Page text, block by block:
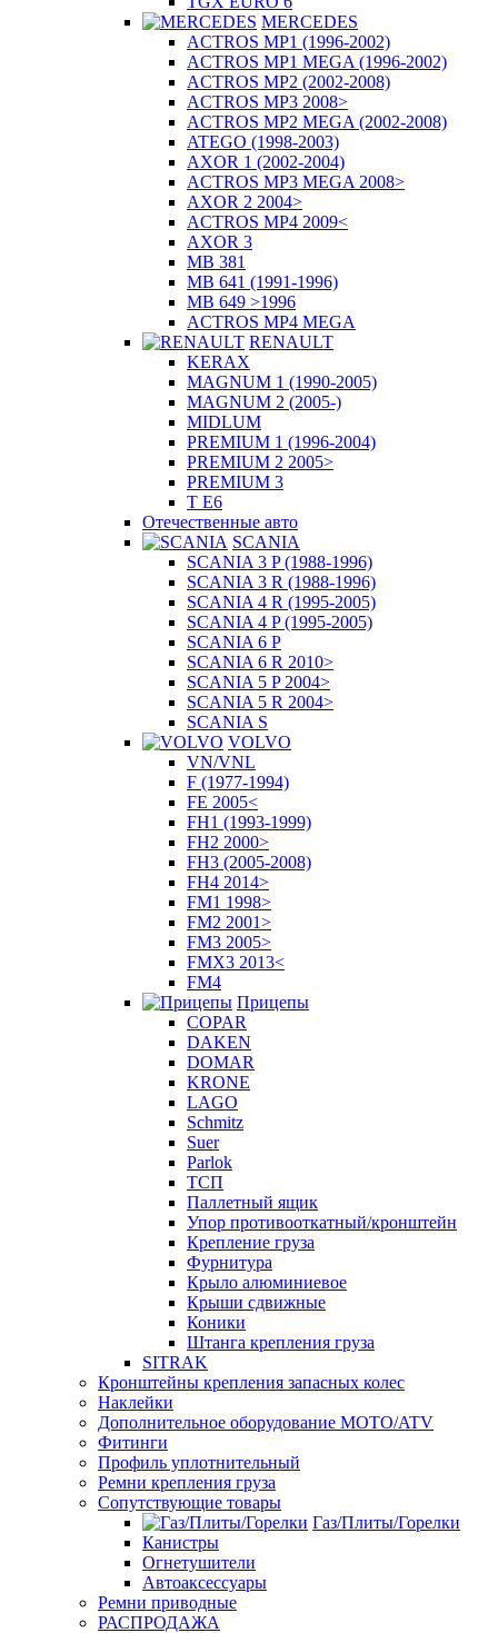
MERCEDES
ACTROS MP1 (1996-2002)
ACTROS MP1 MEGA (1996-2002)
ACTROS MP2 (2002-2008)
ACTROS MP3 2008>
ACTROS MP2 MEGA (2002-2008)
ATEGO (1998-2003)
AXOR 1 (2002-2004)
ACTROS MP3 MEGA 2008>
AXOR 2 2004>
ACTROS MP4 2009<
AXOR 3
MB 381
MB 641 (1991-1996)
MB 649 >1996
ACTROS MP4 MEGA
RENAULT
KERAX
MAGNUM 1 (1990-2005)
MAGNUM 2 (2005-)
MIDLUM
PREMIUM 1 (1996-2004)
PREMIUM 2 2005>
PREMIUM 3
T E6
Отечественные авто
SCANIA
SCANIA 3 P (1988-1996)
SCANIA 3 R (1988-1996)
SCANIA 4 R (1995-2005)
SCANIA 4 P (1995-2005)
SCANIA 6 P
SCANIA 6 R 2010>
SCANIA 5 P 2004>
SCANIA 5 R 2004>
SCANIA S
VOLVO
VN/VNL
F (1977-1994)
FE 2005<
FH1 (1993-1999)
FH2 2000>
FH3 (2005-2008)
FH4 2014>
FM1 1998>
FM2 2001>
FM3 2005>
FMX3 2013<
FM4
Прицепы
COPAR
DAKEN
DOMAR
KRONE
LAGO
Schmitz
Suer
Parlok
ТСП
Паллетный ящик
Упор противооткатный/кронштейн
Крепление груза
Фурнитура
Крыло алюминиевое
Крыши сдвижные
Коники
Штанга крепления груза
SITRAK
Кронштейны крепления запасных колес
Наклейки
Дополнительное оборудование MOTO/ATV
Фитинги
Профиль уплотнительный
Ремни крепления груза
Сопутствующие товары
Газ/Плиты/Горелки
Канистры
Огнетушители
Автоаксессуары
Ремни приводные
РАСПРОДАЖА